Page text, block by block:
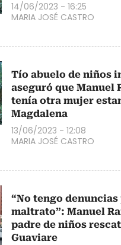
14/06/2023 - 16:25
MARIA JOSÉ CASTRO
Tío abuelo de niños
aseguró que Manuel
tenía otra mujer
Magdalena
13/06/2023 - 12:08
MARIA JOSÉ CASTRO
“No tengo denuncias
maltrato”: Manuel
padre de niños
Guaviare